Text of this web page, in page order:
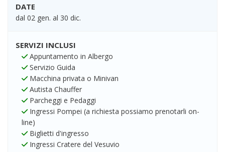
DATE
dal 02 gen. al 30 dic.
SERVIZI INCLUSI
Appuntamento in Albergo
Servizio Guida
Macchina privata o Minivan
Autista Chauffer
Parcheggi e Pedaggi
Ingressi Pompei (a richiesta possiamo prenotarli on-
line)
Biglietti d'ingresso
Ingressi Cratere del Vesuvio